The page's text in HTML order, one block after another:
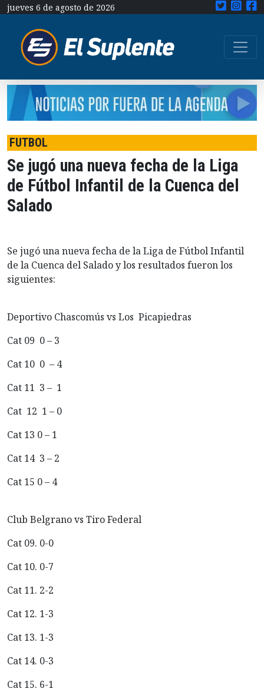
jueves 6 de agosto de 2026
FUTBOL
Se jugó una nueva fecha de la Liga
de Fútbol Infantil de la Cuenca del
Salado
Se jugó una nueva fecha de la Liga de Fútbol Infantil
de la Cuenca del Salado y los resultados fueron los
siguientes:
Deportivo Chascomús vs Los Picapiedras
Cat 09 0 – 3
Cat 10 0 – 4
Cat 11 3 – 1
Cat 12 1 – 0
Cat 13 0 – 1
Cat 14 3 – 2
Cat 15 0 – 4
Club Belgrano vs Tiro Federal
Cat 09. 0-0
Cat 10. 0-7
Cat 11. 2-2
Cat 12. 1-3
Cat 13. 1-3
Cat 14. 0-3
Cat 15. 6-1